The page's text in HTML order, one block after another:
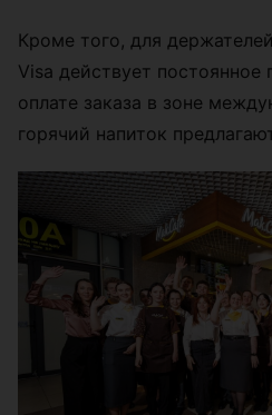
Кроме того, для
Visa действует
оплате заказа в зоне
горячий напиток